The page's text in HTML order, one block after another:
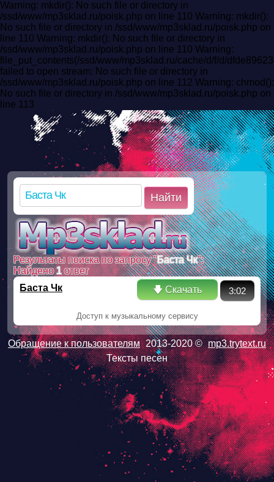
Warning: mkdir(): No such file or directory in
/ssd/www/mp3sklad.ru/poisk.php on line 110 Warning: mkdir():
No such file or directory in /ssd/www/mp3sklad.ru/poisk.php on
line 110 Warning: mkdir(): No such file or directory in
/ssd/www/mp3sklad.ru/poisk.php on line 110 Warning:
file_put_contents(/ssd/www/mp3sklad.ru/cache/d/f/d/
failed to open stream: No such file or directory in
/ssd/www/mp3sklad.ru/poisk.php on line 112 Warning: chmod():
No such file or directory in /ssd/www/mp3sklad.ru/poisk.php on
line 113
Найти
Результаты поиска по запросу "Баста Чк":
Найдено1ответ
Баста Чк
🡇 Скачать 3:02
Доступ к музыкальному сервису
Обращение к пользователям 2013-2020 © mp3.trytext.ru
Тексты песен